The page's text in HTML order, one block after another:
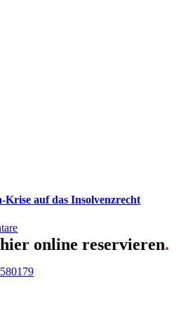
auf das Insolvenzrecht
online reservieren.